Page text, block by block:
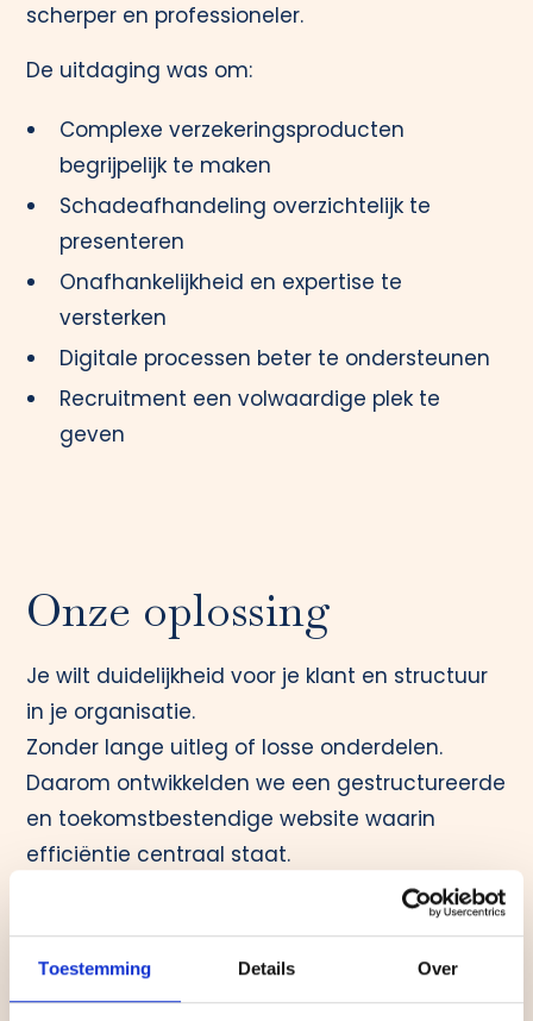
Toestemming Details Over
scherper en professioneler.
De uitdaging was om:
Complexe verzekeringsproducten
begrijpelijk te maken
Schadeafhandeling overzichtelijk te
presenteren
Onafhankelijkheid en expertise te
versterken
Digitale processen beter te ondersteunen
Recruitment een volwaardige plek te
geven
Onze oplossing
Je wilt duidelijkheid voor je klant en structuur
in je organisatie.
Zonder lange uitleg of losse onderdelen.
Daarom ontwikkelden we een gestructureerde
en toekomstbestendige website waarin
efficiëntie centraal staat.
Een heldere presentatie van
verzekeringspakketten en